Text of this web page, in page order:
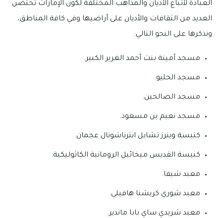
العبادة لأتباع الأديان والمذاهب المختلفة لكون الإمارات تحتضن
العديد من الثقافات والأديان على أراضيها وفي كافة المناطق،
ونذكرها على النحو التالي:
مسجد أمينة بنت أحمد الغرير الكبير.
مسجد الحليو.
مسجد الصالحين.
مسجد نعيم بن مسعود.
كنيسة وينرز تشابل انترناشونال عجمان.
كنيسة القديس ميخائيل الرومانية الكاثوليكية.
معبد شيفا.
معبد شوري كريشنا هافيلي.
معبد شريدي ساي بابا ماندير.